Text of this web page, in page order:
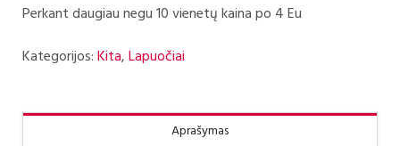
Perkant daugiau negu 10 vienetų kaina po 4 Eu
Kategorijos: Kita, Lapuočiai
Aprašymas